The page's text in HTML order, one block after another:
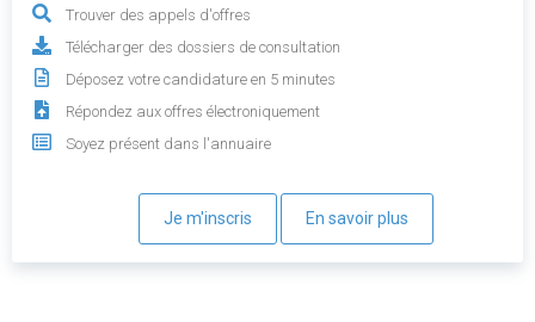
Trouver des appels d'offres
Télécharger des dossiers de consultation
Déposez votre candidature en 5 minutes
Répondez aux offres électroniquement
Soyez présent dans l'annuaire
Je m'inscris En savoir plus